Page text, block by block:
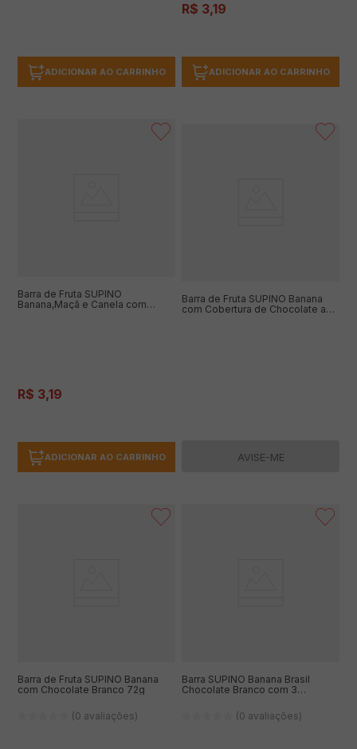
ADICIONAR AO CARRINHO
R$ 3,19
ADICIONAR AO CARRINHO
Barra de Fruta SUPINO
Banana,Maçã e Canela com
R$ 3,19
ADICIONAR AO CARRINHO
Barra de Fruta SUPINO Banana
com Cobertura de Chocolate ao
AVISE-ME
Barra de Fruta SUPINO Banana
com Chocolate Branco 72g
(0 avaliações)
Barra SUPINO Banana Brasil
Chocolate Branco com 3
(0 avaliações)